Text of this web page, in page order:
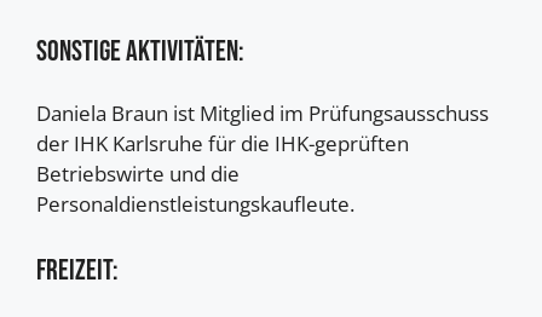
Sonstige Aktivitäten:
Daniela Braun ist Mitglied im Prüfungsausschuss
der IHK Karlsruhe für die IHK-geprüften
Betriebswirte und die
Personaldienstleistungskaufleute.
Freizeit: